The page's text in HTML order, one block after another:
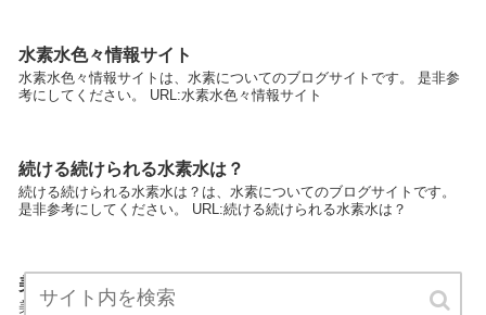
水素水色々情報サイト
水素水色々情報サイトは、水素についてのブログサイトです。 是非参
考にしてください。 URL:水素水色々情報サイト
続ける続けられる水素水は？
続ける続けられる水素水は？は、水素についてのブログサイトです。
是非参考にしてください。 URL:続ける続けられる水素水は？
美しくなりたい水素水ライフ
美しくなりたい水素水ライフは、水素についてのブログサイトです。